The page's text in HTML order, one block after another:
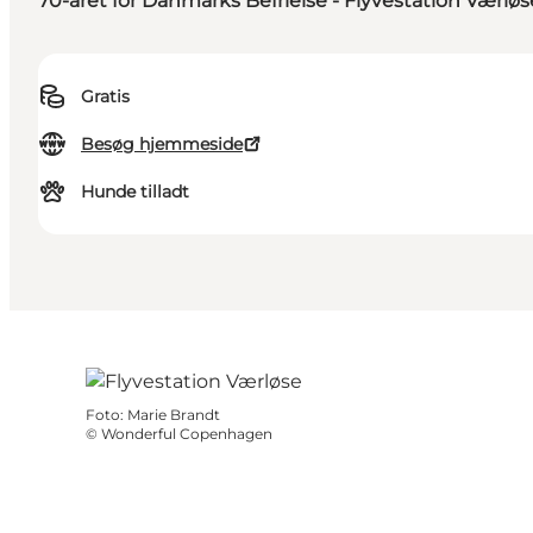
Gratis
Besøg hjemmeside
Hunde tilladt
Foto: Marie Brandt
© Wonderful Copenhagen